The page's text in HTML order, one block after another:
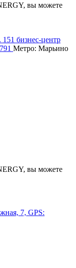
вы можете
бизнес-центр
Метро: Марьино
вы можете
7, GPS: